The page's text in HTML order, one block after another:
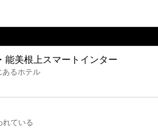
能美根上スマートインター
あるホテル
れている